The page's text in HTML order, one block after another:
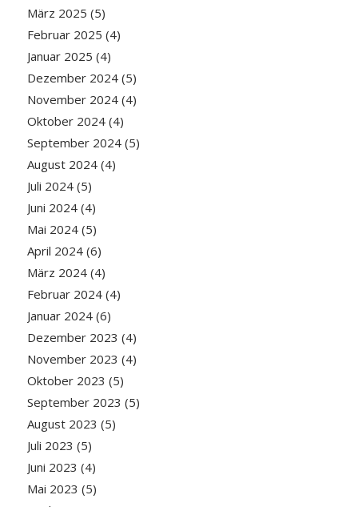
März 2025 (5)
Februar 2025 (4)
Januar 2025 (4)
Dezember 2024(5)
November 2024(4)
Oktober 2024(4)
September 2024(5)
August 2024(4)
Juli 2024(5)
Juni 2024(4)
Mai 2024(5)
April 2024(6)
März 2024(4)
Februar 2024(4)
Januar 2024(6)
Dezember 2023 (4)
November 2023 (4)
Oktober 2023 (5)
September 2023 (5)
August 2023 (5)
Juli 2023 (5)
Juni 2023 (4)
Mai 2023 (5)